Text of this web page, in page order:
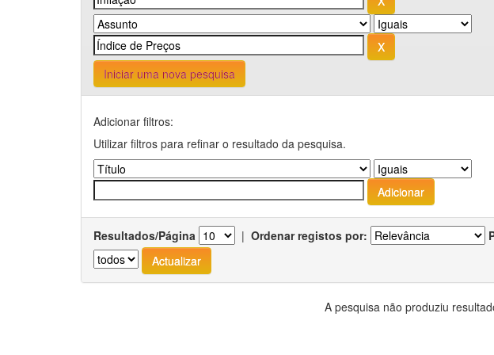
Iniciar uma nova pesquisa
Adicionar filtros:
Utilizar filtros para refinar o resultado da pesquisa.
Resultados/Página | Ordenar registos por:
A pesquisa não produziu